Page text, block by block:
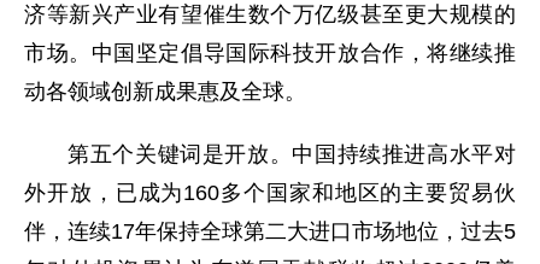
济等新兴产业有望催生数个万亿级甚至更大规模的
市场。中国坚定倡导国际科技开放合作，将继续推
动各领域创新成果惠及全球。
第五个关键词是开放。中国持续推进高水平对
外开放，已成为160多个国家和地区的主要贸易伙
伴，连续17年保持全球第二大进口市场地位，过去5